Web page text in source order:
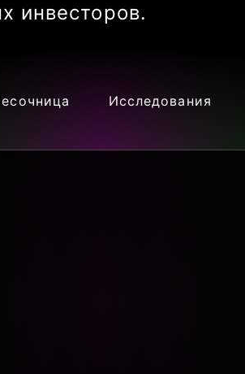
инвесторов.
Исследования